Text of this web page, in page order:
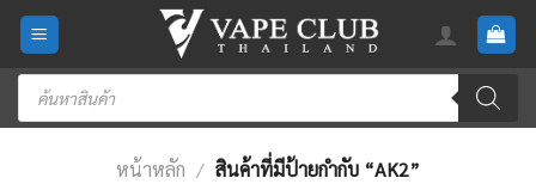
Skip
content
Products
search
หน้าหลัก / สินค้าที่มีป้ายกำกับ “AK2”